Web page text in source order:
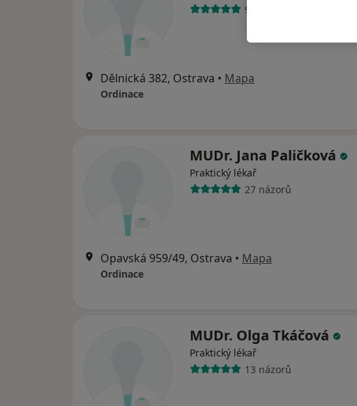
9 názorů
Dělnická 382, Ostrava • Mapa
Ordinace
MUDr. Jana Paličková
Praktický lékař
27 názorů
Opavská 959/49, Ostrava • Mapa
Ordinace
MUDr. Olga Tkáčová
Praktický lékař
13 názorů